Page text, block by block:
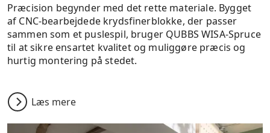
Præcision begynder med det rette materiale. Bygget
af CNC-bearbejdede krydsfinerblokke, der passer
sammen som et puslespil, bruger QUBBS WISA-Spruce
til at sikre ensartet kvalitet og muliggøre præcis og
hurtig montering på stedet.
Læs mere